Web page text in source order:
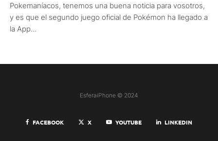
Pokemaníacos, tenemos una buena noticia para vosotros,
y es que el segundo juego oficial de Pokémon ha llegado a
la App...
EsferaiPhone © 2024
FACEBOOK X YOUTUBE LINKEDIN